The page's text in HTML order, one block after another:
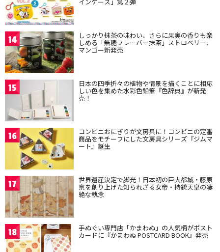
14 しっかり抹茶の味わい、さらに果実の香りも楽
しめる「無糖フレーバー抹茶」ストロベリー、
マンゴー新発売
15 日本の四季折々の植物や情景を描くことに相応
しい色を集めた水彩色鉛筆『色辞典』が新発
売！
16 コンビニおにぎりが文房具に！コンビニの定番
商品をモチーフにした文房具シリーズ『ジムマ
ート』誕生
17 世界遺産決定で脚光！日本初の巨大都城・藤原
京を創り上げた知られざる女帝・持統天皇の凄
絶な執念
18 手ぬぐい専門店「かまわぬ」の人気柄がポスト
カードに『かまわぬ POSTCARD BOOK』発売